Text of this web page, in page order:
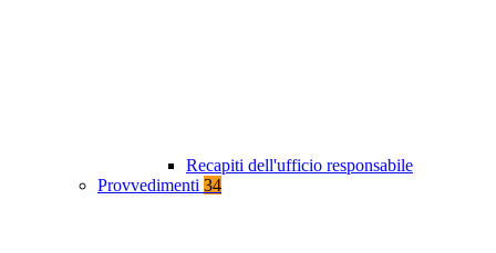
Recapiti dell'ufficio responsabile
Provvedimenti 34